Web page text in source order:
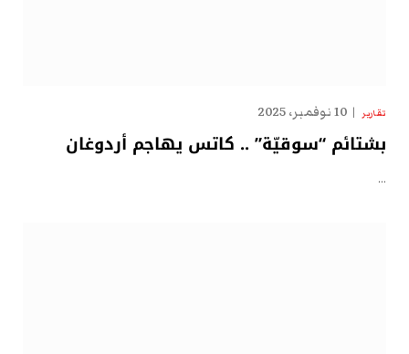
تقارير 10 نوفمبر، 2025
بشتائم “سوقيّة” .. كاتس يهاجم أردوغان
…